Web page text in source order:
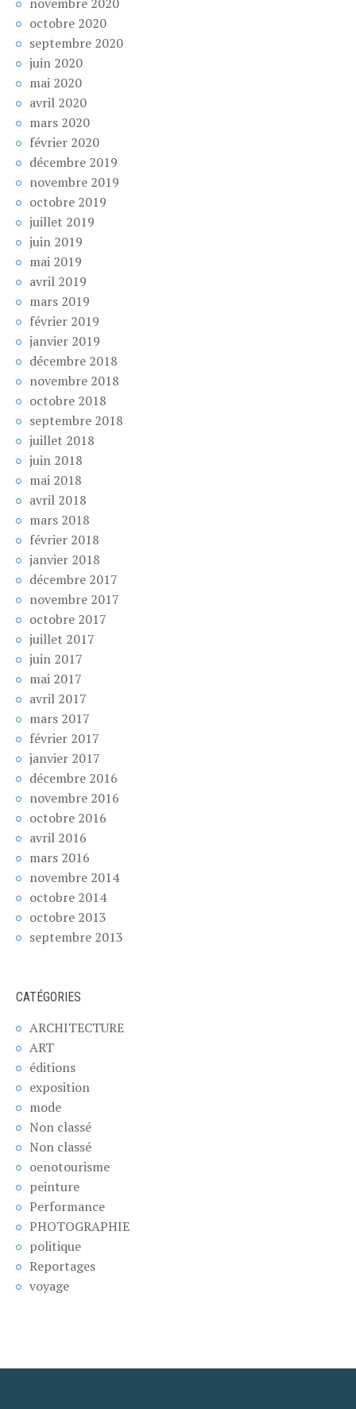
octobre 2020
septembre 2020
juin 2020
mai 2020
avril 2020
mars 2020
février 2020
décembre 2019
novembre 2019
octobre 2019
juillet 2019
juin 2019
mai 2019
avril 2019
mars 2019
février 2019
janvier 2019
décembre 2018
novembre 2018
octobre 2018
septembre 2018
juillet 2018
juin 2018
mai 2018
avril 2018
mars 2018
février 2018
janvier 2018
décembre 2017
novembre 2017
octobre 2017
juillet 2017
juin 2017
mai 2017
avril 2017
mars 2017
février 2017
janvier 2017
décembre 2016
novembre 2016
octobre 2016
avril 2016
mars 2016
novembre 2014
octobre 2014
octobre 2013
septembre 2013
CATÉGORIES
ARCHITECTURE
ART
éditions
exposition
mode
Non classé
Non classé
oenotourisme
peinture
Performance
PHOTOGRAPHIE
politique
Reportages
voyage